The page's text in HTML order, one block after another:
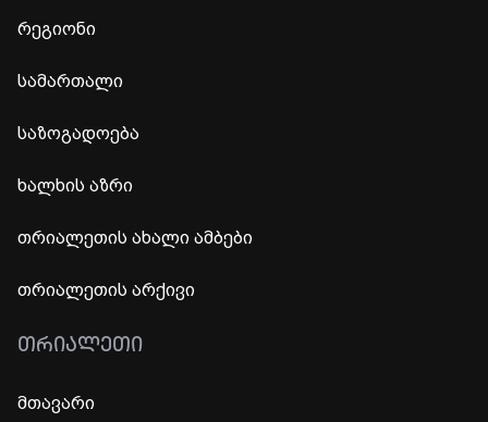
რეგიონი
სამართალი
საზოგადოება
ხალხის აზრი
თრიალეთის ახალი ამბები
თრიალეთის არქივი
ᲗᲠᲘᲐᲚᲔᲗᲘ
მთავარი